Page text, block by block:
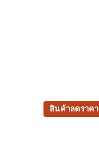
สินค้าลดราคา